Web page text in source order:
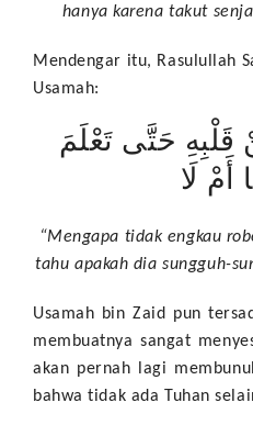
hanya karena takut
Mendengar itu, Rasulullah
Usamah:
حَتَّى تَعْلَمَ
أَمْ لَا
“Mengapa tidak engkau
tahu apakah dia sungguh-
Usamah bin Zaid pun
membuatnya sangat
akan pernah lagi
bahwa tidak ada Tuhan